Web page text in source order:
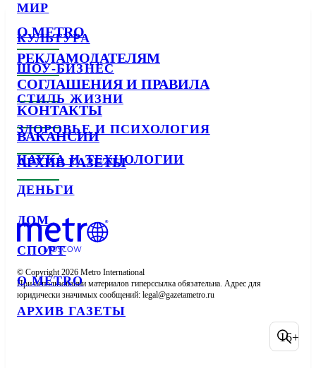
МИР
КУЛЬТУРА
ШОУ-БИЗНЕС
СТИЛЬ ЖИЗНИ
ЗДОРОВЬЕ И ПСИХОЛОГИЯ
НАУКА И ТЕХНОЛОГИИ
ДЕНЬГИ
ДОМ
СПОРТ
О METRO
АРХИВ ГАЗЕТЫ
О METRO
РЕКЛАМОДАТЕЛЯМ
СОГЛАШЕНИЯ И ПРАВИЛА
КОНТАКТЫ
ВАКАНСИИ
АРХИВ ГАЗЕТЫ
© Copyright 2026 Metro International
При использовании материалов гиперссылка обязательна. Адрес для
юридически значимых сообщений:
16+